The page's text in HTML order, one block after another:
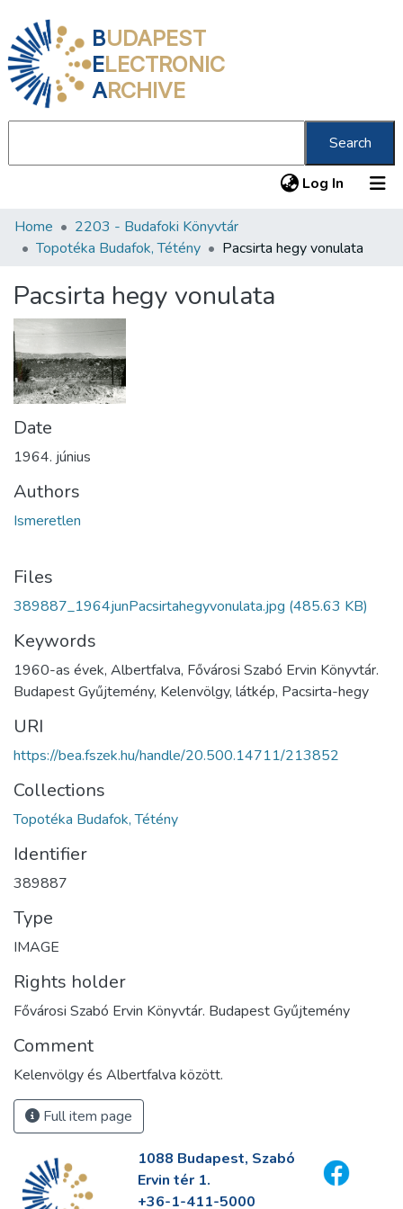
BUDAPEST
ELECTRONIC
ARCHIVE
Search
Log In (current)
Communities & Collections
Statistics
About us
Home
2203 - Budafoki Könyvtár
Topotéka Budafok, Tétény
Pacsirta hegy vonulata
Pacsirta hegy vonulata
Date
1964. június
Authors
Ismeretlen
Files
389887_1964junPacsirtahegyvonulata.jpg (485.63 KB)
Keywords
1960-as évek, Albertfalva, Fővárosi Szabó Ervin Könyvtár.
Budapest Gyűjtemény, Kelenvölgy, látkép, Pacsirta-hegy
URI
https://bea.fszek.hu/handle/20.500.14711/213852
Collections
Topotéka Budafok, Tétény
Identifier
389887
Type
IMAGE
Rights holder
Fővárosi Szabó Ervin Könyvtár. Budapest Gyűjtemény
Comment
Kelenvölgy és Albertfalva között.
Full item page
1088 Budapest, Szabó
Ervin tér 1.
+36-1-411-5000